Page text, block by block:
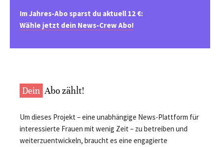
Im Jahres-Abo sparst du aktuell 12 €:
Wähle jetzt dein News-Crew Abo!
Dein Abo zählt!
Um dieses Projekt – eine unabhängige News-Plattform für
interessierte Frauen mit wenig Zeit – zu betreiben und
weiterzuentwickeln, braucht es eine engagierte